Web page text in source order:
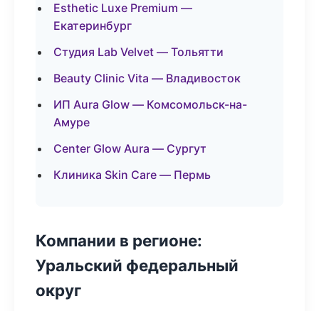
Esthetic Luxe Premium —
Екатеринбург
Студия Lab Velvet — Тольятти
Beauty Clinic Vita — Владивосток
ИП Aura Glow — Комсомольск-на-
Амуре
Center Glow Aura — Сургут
Клиника Skin Care — Пермь
Компании в регионе:
Уральский федеральный
округ